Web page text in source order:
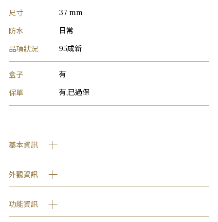
尺寸 37 mm
防水 日常
品項狀況 95成新
盒子 有
保單 有,已過保
基本資訊
外觀資訊
功能資訊